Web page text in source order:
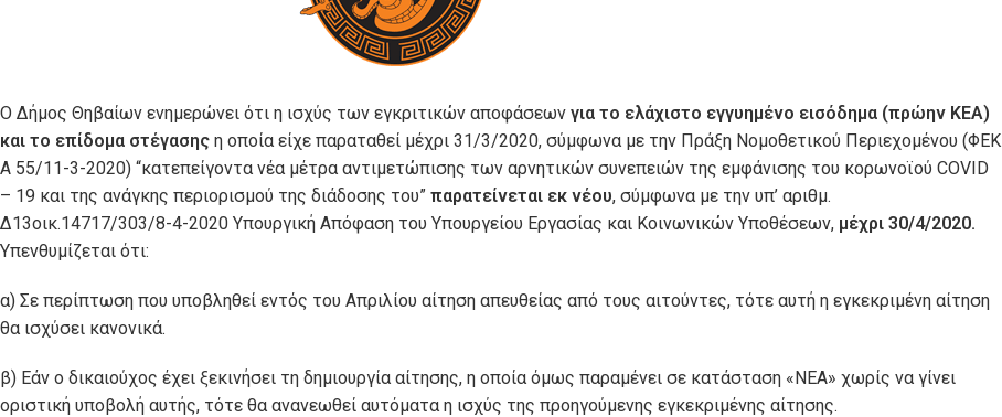
O Δήμος Θηβαίων ενημερώνει ότι η ισχύς των εγκριτικών αποφάσεων για το ελάχιστο εγγυημένο εισόδημα (πρώην ΚΕΑ)
και το επίδομα στέγασης η οποία είχε παραταθεί μέχρι 31/3/2020, σύμφωνα με την Πράξη Νομοθετικού Περιεχομένου (ΦΕΚ
Α 55/11-3-2020) “κατεπείγοντα νέα μέτρα αντιμετώπισης των αρνητικών συνεπειών της εμφάνισης του κορωνοϊού COVID
– 19 και της ανάγκης περιορισμού της διάδοσης του” παρατείνεται εκ νέου, σύμφωνα με την υπ’ αριθμ.
Δ13οικ.14717/303/8-4-2020 Υπουργική Απόφαση του Υπουργείου Εργασίας και Κοινωνικών Υποθέσεων, μέχρι 30/4/2020.
Υπενθυμίζεται ότι:
α) Σε περίπτωση που υποβληθεί εντός του Απριλίου αίτηση απευθείας από τους αιτούντες, τότε αυτή η εγκεκριμένη αίτηση
θα ισχύσει κανονικά.
β) Εάν ο δικαιούχος έχει ξεκινήσει τη δημιουργία αίτησης, η οποία όμως παραμένει σε κατάσταση «ΝΕΑ» χωρίς να γίνει
οριστική υποβολή αυτής, τότε θα ανανεωθεί αυτόματα η ισχύς της προηγούμενης εγκεκριμένης αίτησης.